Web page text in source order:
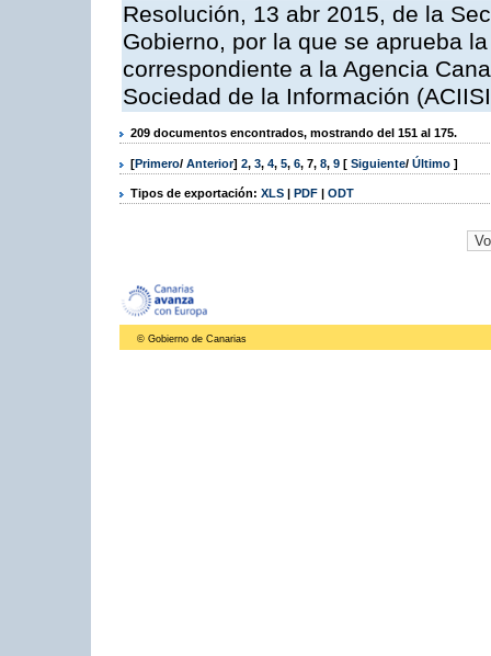
Resolución, 13 abr 2015, de la
Gobierno, por la que se aprueba
correspondiente a la Agencia
Sociedad de la Información
209 documentos encontrados, mostrando del 151 al 175.
[Primero/ Anterior] 2, 3, 4, 5, 6, 7, 8, 9 [ Siguiente/ Último ]
Tipos de exportación: XLS | PDF | ODT
© Gobierno de Canarias